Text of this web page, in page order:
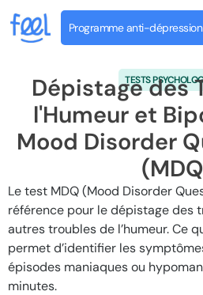
Programme anti-dépression
TESTS
Dépistage des
l'Humeur et
Mood Disorder
Le test MDQ (Mood Disorder
référence pour le dépistage des
autres troubles de l’humeur. Ce
permet d’identifier les
épisodes maniaques ou
minutes.